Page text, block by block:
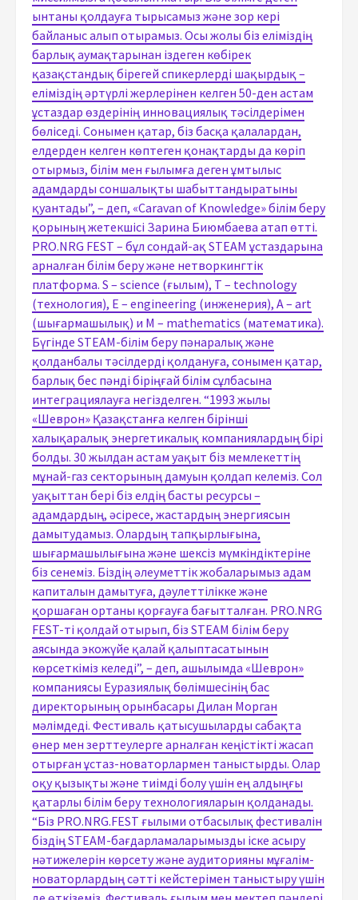
ынтаны қолдауға тырысамыз және зор кері
байланыс алып отырамыз. Осы жолы біз еліміздің
барлық аумақтарынан іздеген көбірек
қазақстандық бірегей спикерлерді шақырдық –
еліміздің әртүрлі жерлерінен келген 50-ден астам
ұстаздар өздерінің инновациялық тәсілдерімен
бөліседі. Сонымен қатар, біз басқа қалалардан,
елдерден келген көптеген қонақтарды да көріп
отырмыз, білім мен ғылымға деген ұмтылыс
адамдарды соншалықты шабыттандыратыны
қуантады”, – деп, «Caravan of Knowledge» білім беру
қорының жетекшісі Зарина Биюмбаева атап өтті.
PRO.NRG FEST – бұл сондай-ақ STEAM ұстаздарына
арналған білім беру және нетворкингтік
платформа. S – science (ғылым), T – technology
(технология), E – engineering (инженерия), A – art
(шығармашылық) и M – mathematics (математика).
Бүгінде STEAM-білім беру пәнаралық және
қолданбалы тәсілдерді қолдануға, сонымен қатар,
барлық бес пәнді біріңғай білім сұлбасына
интеграциялауға негізделген. “1993 жылы
«Шеврон» Қазақстанға келген бірінші
халықаралық энергетикалық компаниялардың бірі
болды. 30 жылдан астам уақыт біз мемлекеттің
мұнай-газ секторының дамуын қолдап келеміз. Сол
уақыттан бері біз елдің басты ресурсы –
адамдардың, әсіресе, жастардың энергиясын
дамытудамыз. Олардың тапқырлығына,
шығармашылығына және шексіз мүмкіндіктеріне
біз сенеміз. Біздің әлеуметтік жобаларымыз адам
капиталын дамытуға, дәулеттілікке және
қоршаған ортаны қорғауға бағытталған. PRO.NRG
FEST-ті қолдай отырып, біз STEAM білім беру
аясында экожүйе қалай қалыптасатынын
көрсеткіміз келеді”, – деп, ашылымда «Шеврон»
компаниясы Еуразиялық бөлімшесінің бас
директорының орынбасары Дилан Морган
мәлімдеді. Фестиваль қатысушыларды сабақта
өнер мен зерттеулерге арналған кеңістікті жасап
отырған ұстаз-новаторлармен таныстырды. Олар
оқу қызықты және тиімді болу үшін ең алдыңғы
қатарлы білім беру технологияларын қолданады.
“Біз PRO.NRG.FEST ғылыми отбасылық фестивалін
біздің STEAM-бағдарламаларымызды іске асыру
нәтижелерін көрсету және аудиторияны мұғалім-
новаторлардың сәтті кейстерімен таныстыру үшін